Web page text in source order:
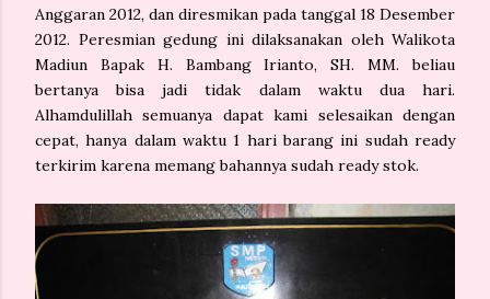
Anggaran 2012, dan diresmikan pada tanggal 18 Desember
2012. Peresmian gedung ini dilaksanakan oleh Walikota
Madiun Bapak H. Bambang Irianto, SH. MM. beliau
bertanya bisa jadi tidak dalam waktu dua hari.
Alhamdulillah semuanya dapat kami selesaikan dengan
cepat, hanya dalam waktu 1 hari barang ini sudah ready
terkirim karena memang bahannya sudah ready stok.